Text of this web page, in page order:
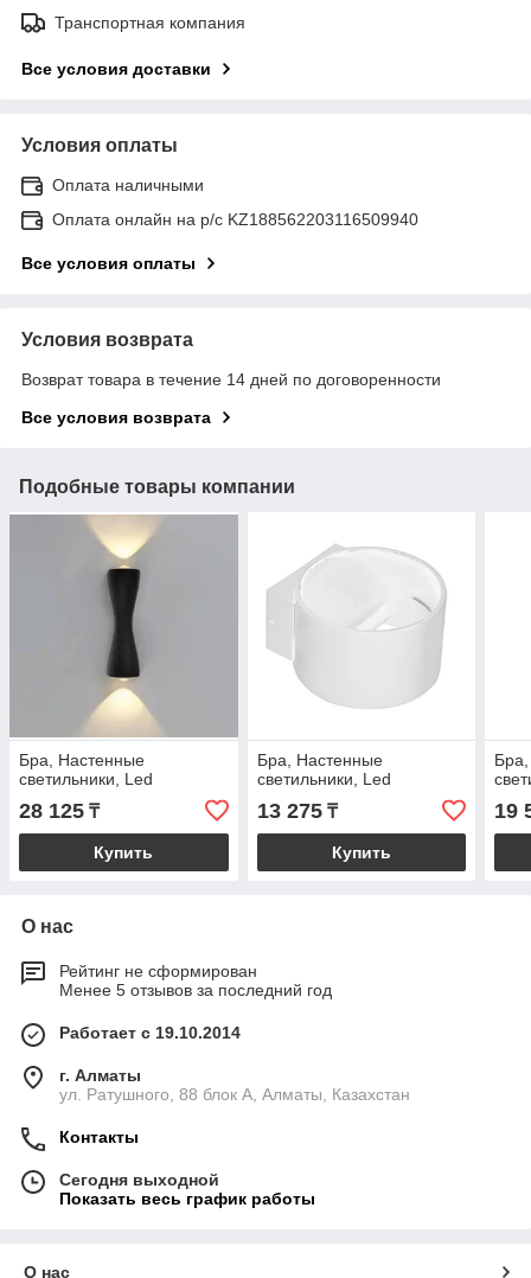
Транспортная компания
Все условия доставки
Условия оплаты
Оплата наличными
Оплата онлайн на р/с KZ188562203116509940
Все условия оплаты
Условия возврата
Возврат товара в течение 14 дней по договоренности
Все условия возврата
Подобные товары компании
Бра, Настенные
светильники, Led
28 125 ₸
Купить
Бра, Настенные
светильники, Led
13 275₸
Купить
19
О нас
Рейтинг не сформирован
Менее 5 отзывов за последний год
Работает с 19.10.2014
г. Алматы
ул. Ратушного, 88 блок A, Алматы, Казахстан
Контакты
Сегодня выходной
Показать весь график работы
О нас